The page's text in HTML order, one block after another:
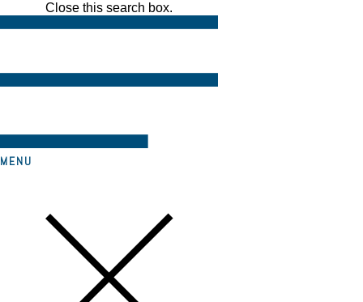
Close this search box.
MENU